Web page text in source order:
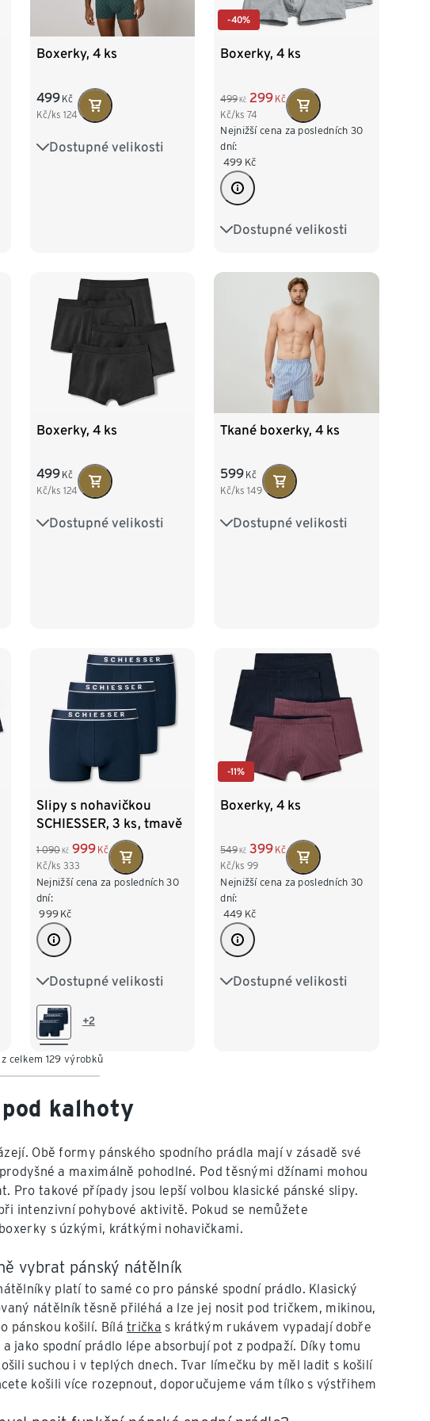
Boxerky, 4 ks
499 Kč
Kč/ks 124
Dostupné velikosti
S/4 M/5 L/6
-40%
Boxerky, 4 ks
499 Kč 299 Kč
Kč/ks74
Nejnižší cena za posledních 30
dní:
499 Kč
Dostupné velikosti
S/4 M/5 L/6
Boxerky, 4 ks
499 Kč
Kč/ks 124
Dostupné velikosti
S/4 M/5 L/6
Tkané boxerky, 4 ks
599 Kč
Kč/ks149
Dostupné velikosti
S/4 M/5 L/6
Slipy s nohavičkou
SCHIESSER, 3 ks, tmavě
modrá
1 090 Kč 999 Kč
Kč/ks 333
Nejnižší cena za posledních 30
dní:
999 Kč
Dostupné velikosti
S/4 M/5 L/6
XL/7 XXL/8
+2
-11%
Boxerky, 4 ks
549 Kč 399 Kč
Kč/ks99
Nejnižší cena za posledních 30
dní:
449 Kč
Dostupné velikosti
S/4 M/5 L/6
celkem 129 výrobků
kalhoty
Obě formy pánského spodního prádla mají v zásadě své
a maximálně pohodlné. Pod těsnými džínami mohou
Pro takové případy jsou lepší volbou klasické pánské slipy.
intenzivní pohybové aktivitě. Pokud se nemůžete
s úzkými, krátkými nohavičkami.
vybrat pánský nátělník
platí to samé co pro pánské spodní prádlo. Klasický
nátělník těsně přiléhá a lze jej nosit pod tričkem, mikinou,
pánskou košilí. Bílátrička s krátkým rukávem vypadají dobře
a jako spodní prádlo lépe absorbují pot z podpaží. Díky tomu
suchou i v teplých dnech. Tvar límečku by měl ladit s košilí
košili více rozepnout, doporučujeme vám tílko s výstřihem